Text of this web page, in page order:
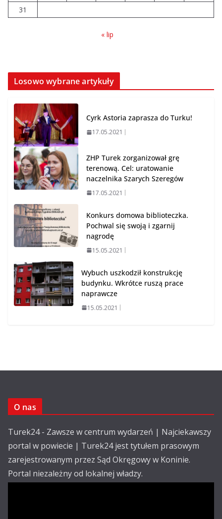
31
« lip
Losowo wybrane artykuły
Cyrk Astoria zaprasza do Turku!
17.05.2021
ZHP Turek zorganizował grę
terenową. Cel: uratowanie
naczelnika Szarych Szeregów
17.05.2021
Konkurs domowa biblioteczka.
Pochwal się swoją i zgarnij
nagrodę
15.05.2021
Wybuch uszkodził konstrukcję
budynku. Wkrótce ruszą prace
naprawcze
15.05.2021
O nas
Turek24 - Zawsze w centrum wydarzeń | Najciekawszy
portal w powiecie | Turek24 jest tytułem prasowym
zarejestrowanym przez Sąd Okręgowy w Koninie.
Portal niezależny od lokalnej władzy.